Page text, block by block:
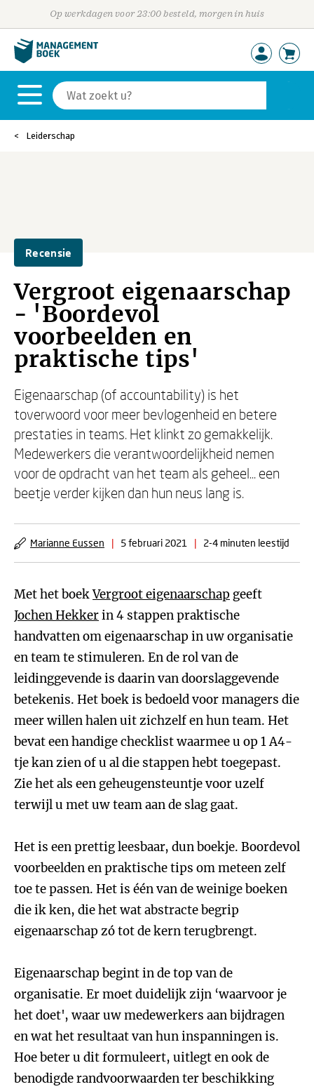
Op werkdagen voor 23:00 besteld, morgen in huis
Leiderschap
Recensie
Vergroot eigenaarschap
- 'Boordevol
voorbeelden en
praktische tips'
Eigenaarschap (of accountability) is het
toverwoord voor meer bevlogenheid en betere
prestaties in teams. Het klinkt zo gemakkelijk.
Medewerkers die verantwoordelijkheid nemen
voor de opdracht van het team als geheel... een
beetje verder kijken dan hun neus lang is.
Marianne Eussen | 5 februari 2021 | 2-4 minuten leestijd
Met het boekVergroot eigenaarschap geeft
Jochen Hekkerin 4 stappen praktische
handvatten om eigenaarschap in uw organisatie
en team te stimuleren. En de rol van de
leidinggevende is daarin van doorslaggevende
betekenis. Het boek is bedoeld voor managers die
meer willen halen uit zichzelf en hun team. Het
bevat een handige checklist waarmee u op 1 A4-
tje kan zien of u al die stappen hebt toegepast.
Zie het als een geheugensteuntje voor uzelf
terwijl u met uw team aan de slag gaat.
Het is een prettig leesbaar, dun boekje. Boordevol
voorbeelden en praktische tips om meteen zelf
toe te passen. Het is één van de weinige boeken
die ik ken, die het wat abstracte begrip
eigenaarschap zó tot de kern terugbrengt.
Eigenaarschap begint in de top van de
organisatie. Er moet duidelijk zijn ‘waarvoor je
het doet', waar uw medewerkers aan bijdragen
en wat het resultaat van hun inspanningen is.
Hoe beter u dit formuleert, uitlegt en ook de
benodigde randvoorwaarden ter beschikking